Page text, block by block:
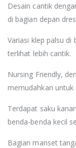
Desain cantik
di bagian depan
Variasi klep palsu di
terlihat lebih cantik.
Nursing Friendly,
memudahkan untuk
Terdapat saku
benda-benda kecil
Bagian manset